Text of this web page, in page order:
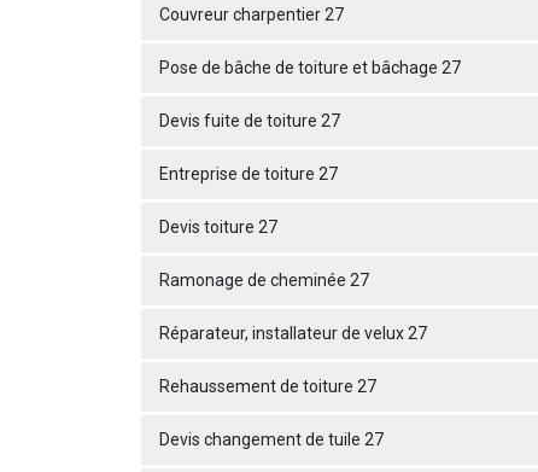
Couvreur charpentier 27
Pose de bâche de toiture et bâchage 27
Devis fuite de toiture 27
Entreprise de toiture 27
Devis toiture 27
Ramonage de cheminée 27
Réparateur, installateur de velux 27
Rehaussement de toiture 27
Devis changement de tuile 27